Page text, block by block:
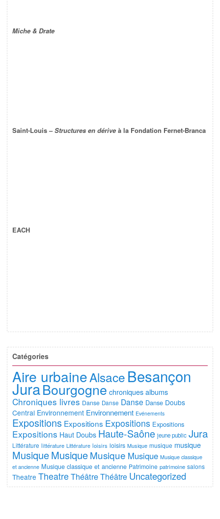
Miche & Drate
Saint-Louis –Structures en dérive à la Fondation Fernet-Branca
EACH
Catégories
Aire urbaineAlsace Besançon
JuraBourgogne chroniques albums
Chroniques livres Danse Danse Danse Danse Doubs
Central Environnement Environnement Evénements
Expositions Expositions Expositions Expositions
Expositions Haut Doubs Haute-Saône jeune public Jura
Littérature littérature Littérature loisirs loisirs Musique musique musique
MusiqueMusiqueMusique Musique Musique classique
et ancienne Musique classique et ancienne Patrimoine patrimoine salons
Theatre Theatre ThéâtreThéâtre Uncategorized